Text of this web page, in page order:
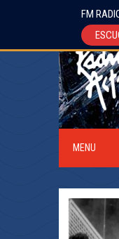
MENU
FM